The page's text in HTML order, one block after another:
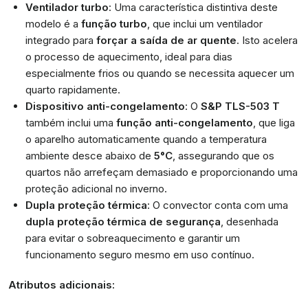
Ventilador turbo: Uma característica distintiva deste
modelo é a função turbo, que inclui um ventilador
integrado para forçar a saída de ar quente. Isto acelera
o processo de aquecimento, ideal para dias
especialmente frios ou quando se necessita aquecer um
quarto rapidamente.
Dispositivo anti-congelamento: O S&P TLS-503 T
também inclui uma função anti-congelamento, que liga
o aparelho automaticamente quando a temperatura
ambiente desce abaixo de 5°C, assegurando que os
quartos não arrefeçam demasiado e proporcionando uma
proteção adicional no inverno.
Dupla proteção térmica: O convector conta com uma
dupla proteção térmica de segurança, desenhada
para evitar o sobreaquecimento e garantir um
funcionamento seguro mesmo em uso contínuo.
Atributos adicionais: